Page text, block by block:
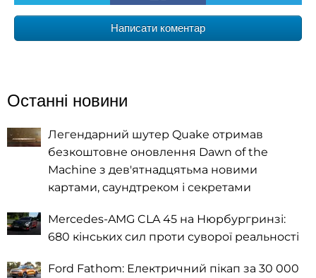
Написати коментар
Останні новини
Легендарний шутер Quake отримав
безкоштовне оновлення Dawn of the
Machine з дев'ятнадцятьма новими
картами, саундтреком і секретами
Mercedes-AMG CLA 45 на Нюрбургринзі:
680 кінських сил проти суворої реальності
Ford Fathom: Електричний пікап за 30 000